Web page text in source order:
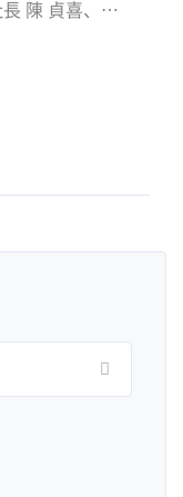
陳 貞喜、
法人）は10月6
ク
w […]